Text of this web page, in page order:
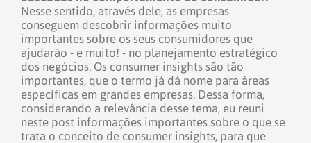
Nesse sentido, através dele, as empresas
conseguem descobrir informações muito
importantes sobre os seus consumidores que
ajudarão - e muito! - no planejamento estratégico
dos negócios. Os consumer insights são tão
importantes, que o termo já dá nome para áreas
específicas em grandes empresas. Dessa forma,
considerando a relevância desse tema, eu reuni
neste post informações importantes sobre o que se
trata o conceito de consumer insights, para que